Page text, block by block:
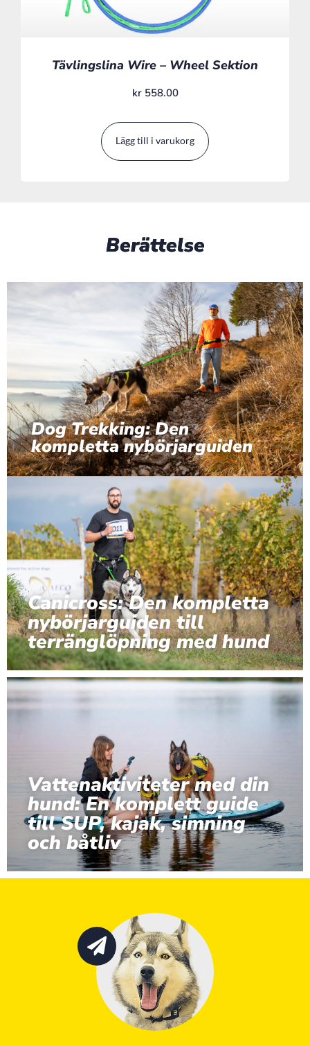
Tävlingslina Wire – Wheel Sektion
kr558.00
Lägg till i varukorg
Berättelse
Dog Trekking: Den
kompletta nybörjarguiden
Canicross: Den kompletta
nybörjarguiden till
terränglöpning med hund
Vattenaktiviteter med din
hund: En komplett guide
till SUP, kajak, simning
och båtliv